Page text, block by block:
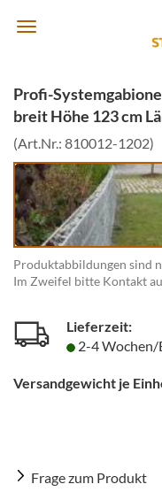
Profi-
breit Höhe 123 cm
(Art.Nr.: 810012-1202)
Produktabbildungen sind
Im Zweifel bitte Kontakt
Lieferzeit:
2-4 Wochen/
Versandgewicht je
Frage zum Produkt